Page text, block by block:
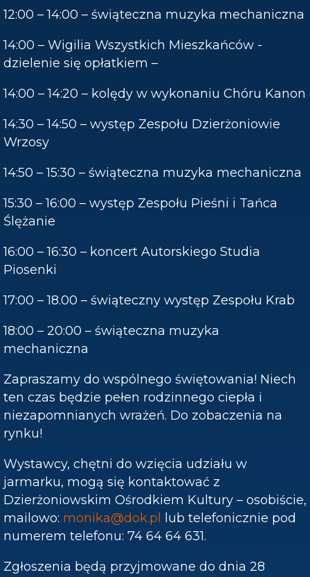
12:00 – 14:00 – świąteczna muzyka mechaniczna
14:00 – Wigilia Wszystkich Mieszkańców -
dzielenie się opłatkiem –
14:00 – 14:20 – kolędy w wykonaniu Chóru Kanon
14:30 – 14:50 – występ Zespołu Dzierżoniowie
Wrzosy
14:50 – 15:30 – świąteczna muzyka mechaniczna
15:30 – 16:00 – występ Zespołu Pieśni i Tańca
Ślężanie
16:00 – 16:30 – koncert Autorskiego Studia
Piosenki
17:00 – 18.00 – świąteczny występ Zespołu Krab
18:00 – 20:00 – świąteczna muzyka
mechaniczna
Zapraszamy do wspólnego świętowania! Niech
ten czas będzie pełen rodzinnego ciepła i
niezapomnianych wrażeń. Do zobaczenia na
rynku!
Wystawcy, chętni do wzięcia udziału w
jarmarku, mogą się kontaktować z
Dzierżoniowskim Ośrodkiem Kultury – osobiście,
mailowo: monika@dok.pl
lub telefonicznie pod
numerem telefonu: 74 64 64 631.
Zgłoszenia będą przyjmowane do dnia 28